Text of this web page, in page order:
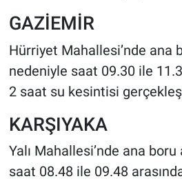
GAZİEMİR
Hürriyet Mahallesi’nde ana
nedeniyle saat 09.30 ile
2 saat su kesintisi
KARŞIYAKA
Yalı Mahallesi’nde ana boru
saat 08.48 ile 09.48